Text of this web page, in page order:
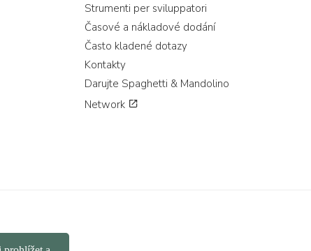
Strumenti per sviluppatori
Časové a nákladové dodání
Často kladené dotazy
Kontakty
Darujte Spaghetti & Mandolino
Network